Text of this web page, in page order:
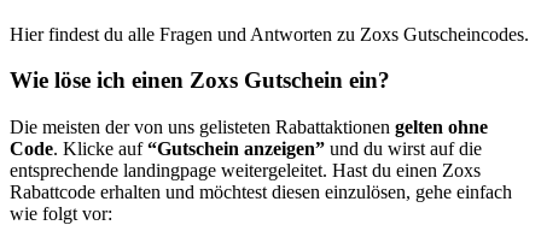
Hier findest du alle Fragen und Antworten zu Zoxs Gutscheincodes.
Wie löse ich einen Zoxs Gutschein ein?
Die meisten der von uns gelisteten Rabattaktionen gelten ohne
Code. Klicke auf“Gutschein anzeigen” und du wirst auf die
entsprechende landingpage weitergeleitet. Hast du einen Zoxs
Rabattcode erhalten und möchtest diesen einzulösen, gehe einfach
wie folgt vor: